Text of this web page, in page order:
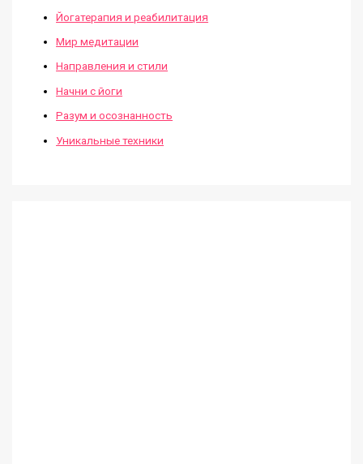
Йогатерапия и реабилитация
Мир медитации
Направления и стили
Начни с йоги
Разум и осознанность
Уникальные техники